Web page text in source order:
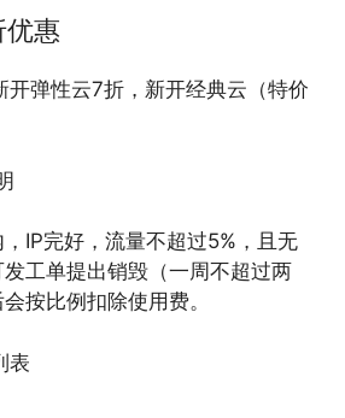
惠
弹性云7折，新开经典云（特价
IP完好，流量不超过5%，且无
工单提出销毁（一周不超过两
按比例扣除使用费。
表